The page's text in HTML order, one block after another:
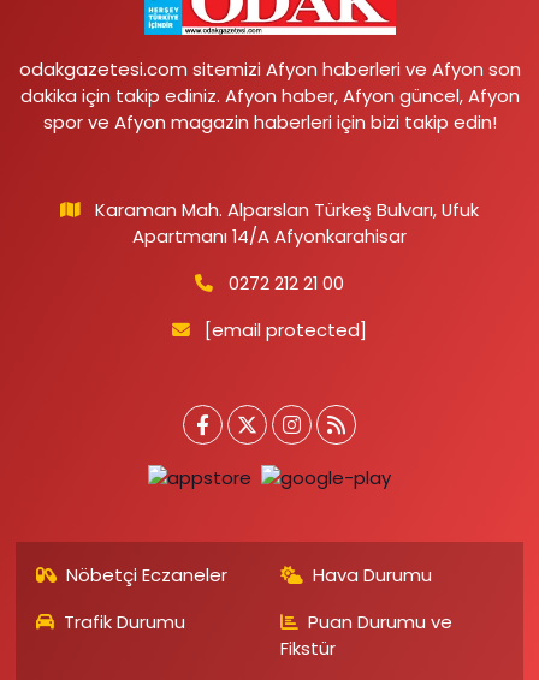
odakgazetesi.com sitemizi Afyon haberleri ve Afyon son
dakika için takip ediniz. Afyon haber, Afyon güncel, Afyon
spor ve Afyon magazin haberleri için bizi takip edin!
Karaman Mah. Alparslan Türkeş Bulvarı, Ufuk
Apartmanı 14/A Afyonkarahisar
0272 212 21 00
[email protected]
Nöbetçi Eczaneler
Hava Durumu
Trafik Durumu
Puan Durumu ve
Fikstür